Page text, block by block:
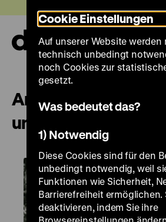
zum
Seiteninhalt
springen
Angekommen? Wolf
und die BRD
Cookie Einstellungen
Auf unserer Website werden
technisch unbedingt
noch Cookies zur
gesetzt.
Was bedeutet das?
1) Notwendig
Diese Cookies sind für den
unbedingt notwendig, weil
Funktionen wie Sicherheit,
Barrierefreiheit ermöglichen.
deaktivieren, indem Sie ihre